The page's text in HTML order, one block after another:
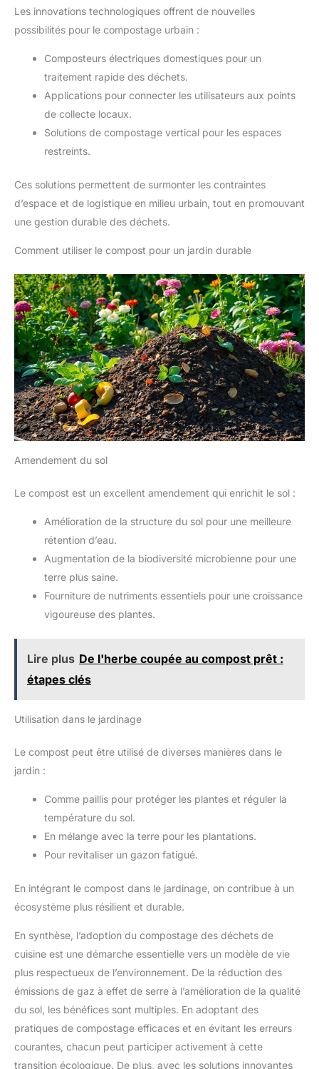
Les innovations technologiques offrent de nouvelles
possibilités pour le compostage urbain :
Composteurs électriques domestiques pour un
traitement rapide des déchets.
Applications pour connecter les utilisateurs aux points
de collecte locaux.
Solutions de compostage vertical pour les espaces
restreints.
Ces solutions permettent de surmonter les contraintes
d’espace et de logistique en milieu urbain, tout en promouvant
une gestion durable des déchets.
Comment utiliser le compost pour un jardin durable
Amendement du sol
Le compost est un excellent amendement qui enrichit le sol :
Amélioration de la structure du sol pour une meilleure
rétention d’eau.
Augmentation de la biodiversité microbienne pour une
terre plus saine.
Fourniture de nutriments essentiels pour une croissance
vigoureuse des plantes.
Lire plus De l'herbe coupée au compost prêt :
étapes clés
Utilisation dans le jardinage
Le compost peut être utilisé de diverses manières dans le
jardin :
Comme paillis pour protéger les plantes et réguler la
température du sol.
En mélange avec la terre pour les plantations.
Pour revitaliser un gazon fatigué.
En intégrant le compost dans le jardinage, on contribue à un
écosystème plus résilient et durable.
En synthèse, l’adoption du compostage des déchets de
cuisine est une démarche essentielle vers un modèle de vie
plus respectueux de l’environnement. De la réduction des
émissions de gaz à effet de serre à l’amélioration de la qualité
du sol, les bénéfices sont multiples. En adoptant des
pratiques de compostage efficaces et en évitant les erreurs
courantes, chacun peut participer activement à cette
transition écologique. De plus, avec les solutions innovantes